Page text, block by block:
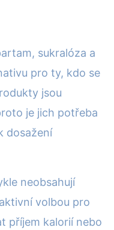
sukralóza a
pro ty, kdo se
jsou
je jich potřeba
dosažení
neobsahují
volbou pro
příjem kalorií nebo